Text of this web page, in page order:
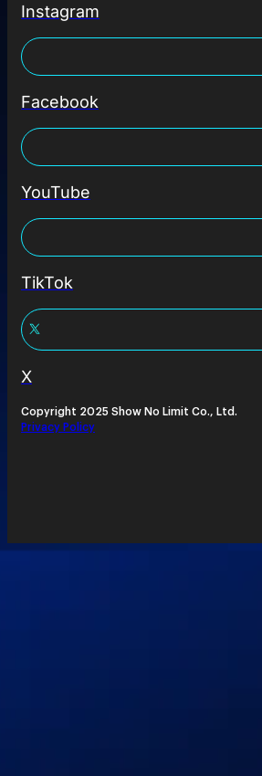
Instagram
Facebook
YouTube
TikTok
X
Copyright 2025 Show No Limit Co., Ltd.
Privacy Policy